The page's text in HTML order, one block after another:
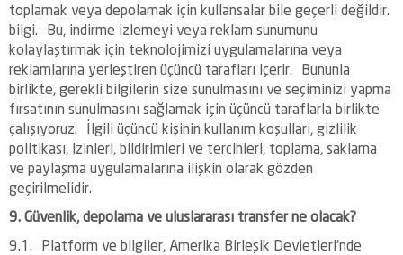
toplamak veya depolamak için kullansalar bile geçerli değildir.
bilgi. Bu, indirme izlemeyi veya reklam sunumunu
kolaylaştırmak için teknolojimizi uygulamalarına veya
reklamlarına yerleştiren üçüncü tarafları içerir. Bununla
birlikte, gerekli bilgilerin size sunulmasını ve seçiminizi yapma
fırsatının sunulmasını sağlamak için üçüncü taraflarla birlikte
çalışıyoruz. İlgili üçüncü kişinin kullanım koşulları, gizlilik
politikası, izinleri, bildirimleri ve tercihleri, toplama, saklama
ve paylaşma uygulamalarına ilişkin olarak gözden
geçirilmelidir.
9. Güvenlik, depolama ve uluslararası transfer ne olacak?
9.1. Platform ve bilgiler, Amerika Birleşik Devletleri'nde